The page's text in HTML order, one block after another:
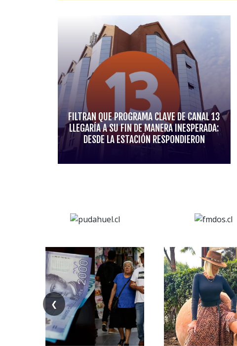
FILTRAN QUE PROGRAMA CLAVE DE CANAL 13
LLEGARÍA A SU FIN DE MANERA INESPERADA:
DESDE LA ESTACIÓN RESPONDIERON
❮